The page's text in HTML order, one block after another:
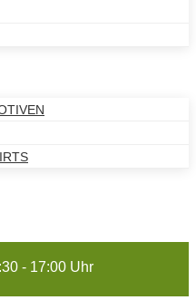
- 17:00 Uhr